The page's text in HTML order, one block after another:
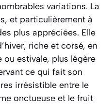
variations. La
et particulièrement à
plus appréciées. Elle
riche et corsé, en
ou estivale, plus légère
ce qui fait son
irrésistible entre le
onctueuse et le fruit